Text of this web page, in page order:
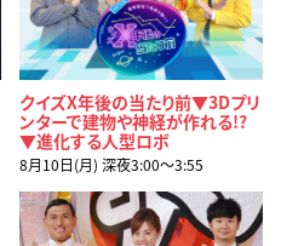
クイズX年後の当たり前▼3Dプリ
ンターで建物や神経が作れる!?
▼進化する人型ロボ
8月10日(月) 深夜3:00〜3:55